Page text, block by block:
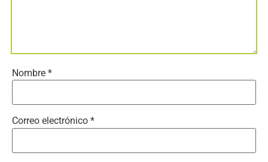
Nombre *
Correo electrónico *